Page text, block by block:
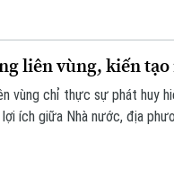
liên vùng, kiến
vùng chỉ thực sự phát huy
lợi ích giữa Nhà nước, địa